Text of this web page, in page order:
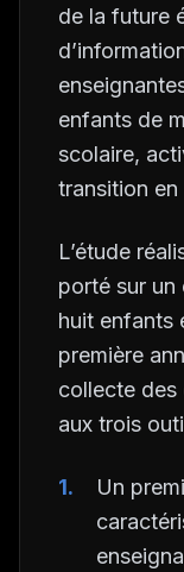
de la future
enfants de
scolaire,
transition en
L’étude
porté sur
huit enfants
première
collecte des
aux trois
Un